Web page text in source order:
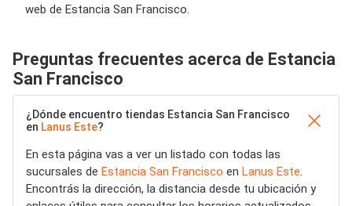
web de Estancia San Francisco.
Preguntas frecuentes acerca de Estancia
San Francisco
¿Dónde encuentro tiendas Estancia San Francisco
en Lanus Este?
En esta página vas a ver un listado con todas las
sucursales de Estancia San Francisco en Lanus Este.
Encontrás la dirección, la distancia desde tu ubicación y